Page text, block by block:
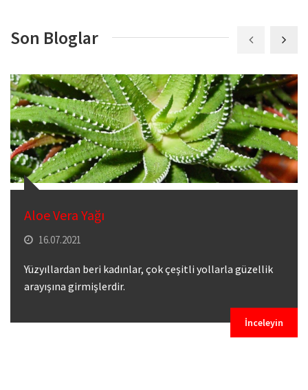
Son Bloglar
Aloe Vera Yağı
16.07.2021
Yüzyıllardan beri kadınlar, çok çeşitli yollarla güzellik
arayışına girmişlerdir.
İnceleyin